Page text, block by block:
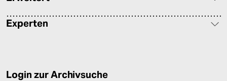
Experten
Login zur Archivsuche